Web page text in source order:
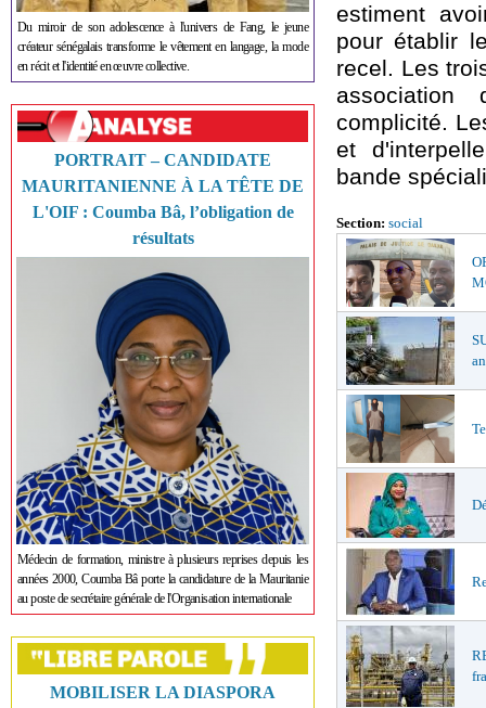
Du miroir de son adolescence à l'univers de Fang, le jeune
créateur sénégalais transforme le vêtement en langage, la mode
en récit et l'identité en œuvre collective.
PORTRAIT – CANDIDATE
MAURITANIENNE À LA TÊTE DE
L'OIF : Coumba Bâ, l’obligation de
résultats
Médecin de formation, ministre à plusieurs reprises depuis les
années 2000, Coumba Bâ porte la candidature de la Mauritanie
au poste de secrétaire générale de l'Organisation internationale
MOBILISER LA DIASPORA
estiment
pour établir
recel. Les
complicité.
et
bande
Section: social